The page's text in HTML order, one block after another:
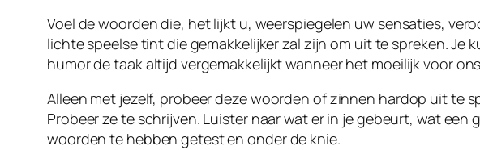
Voel de woorden die, het lijkt u, weerspiegelen uw sensaties,
lichte speelse tint die gemakkelijker zal zijn om uit te spreken.
humor de taak altijd vergemakkelijkt wanneer het moeilijk voor
Alleen met jezelf, probeer deze woorden of zinnen hardop uit te
Probeer ze te schrijven. Luister naar wat er in je gebeurt, wat
woorden te hebben getest en onder de knie.